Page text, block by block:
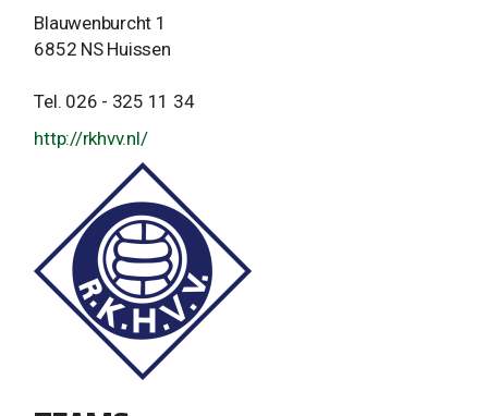
Blauwenburcht 1
6852 NS Huissen
Tel. 026 - 325 11 34
http://rkhvv.nl/